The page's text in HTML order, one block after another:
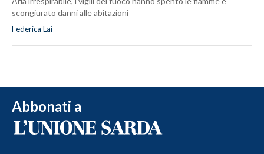
scongiurato danni alle abitazioni
Federica Lai
Abbonati a